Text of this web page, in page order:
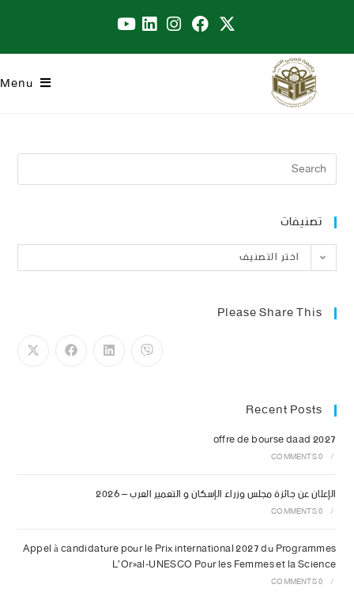
Menu
تصنيفات
اختر التصنيف
Please Share This
Recent Posts
offre de bourse daad 2027
/
0 COMMENTS
الإعلان عن جائزة مجلس وزراء الإسكان و التعمير العرب – 2026
/
0 COMMENTS
Appel à candidature pour le Prix international 2027 du Programmes
L’Oréal-UNESCO Pour les Femmes et la Science
/
0 COMMENTS